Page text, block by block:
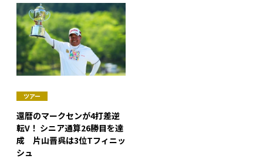
ツアー
還暦のマークセンが4打差逆
転V！ シニア通算26勝目を達
成 片山晋呉は3位Tフィニッ
シュ